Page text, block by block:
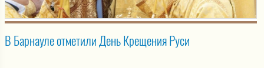
В Барнауле отметили День Крещения Руси